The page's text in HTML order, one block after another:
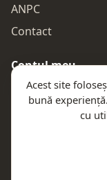
ANPC
Contact
Contul meu
Autentificare
Comenzile mele
Acest site
bună
cu